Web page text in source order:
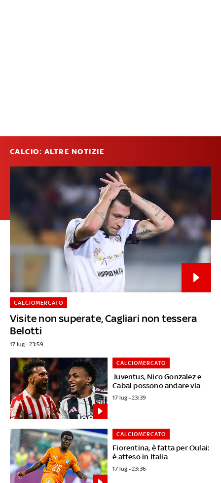
CALCIO: ALTRE NOTIZIE
Visite non superate, Cagliari non tessera
Belotti
CALCIOMERCATO
17 lug - 23:59
Juventus, Nico Gonzalez e
Cabal possono andare via
CALCIOMERCATO
17 lug - 23:39
Fiorentina, è fatta per Oulai:
è atteso in Italia
CALCIOMERCATO
17 lug - 23:36